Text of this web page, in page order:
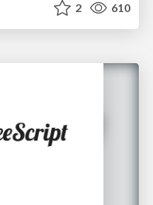
2 610